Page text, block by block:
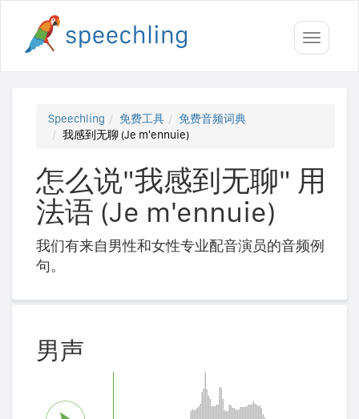
Toggle
Speechling 免费工具
免费音频词典
我感到无聊 (Je m'ennuie)
怎么说"我感到无聊" 用
法语 (Je m'ennuie)
我们有来自男性和女性专业配音演员的音频例
句。
男声